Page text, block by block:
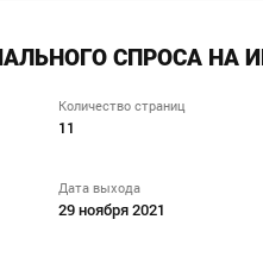
СПРОСА НА
Количество страниц
11
Дата выхода
29 ноября 2021